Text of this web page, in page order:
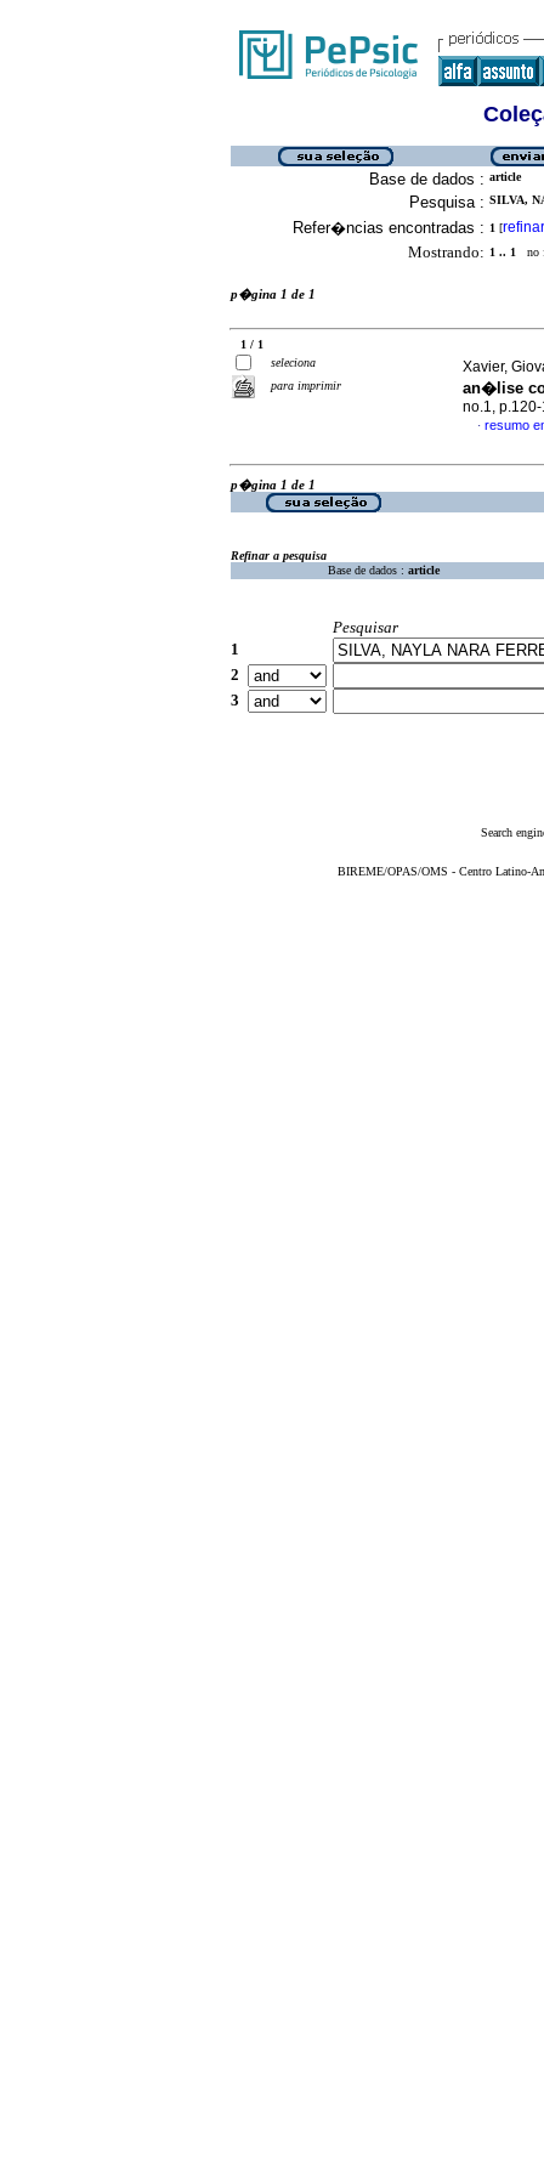
Base de dados : article
Pesquisa : SILVA,
Refer�ncias encontradas : 1 [refinar
Mostrando: 1 .. 1 no
p�gina 1 de 1
1 / 1
seleciona
para imprimir
Xavier,
an�lise
no.1,
· resumo
p�gina 1 de 1
Refinar a pesquisa
Base de dados : article
Pesquisar
1
2
3
Search
BIREME/OPAS/OMS - Centro Latino-